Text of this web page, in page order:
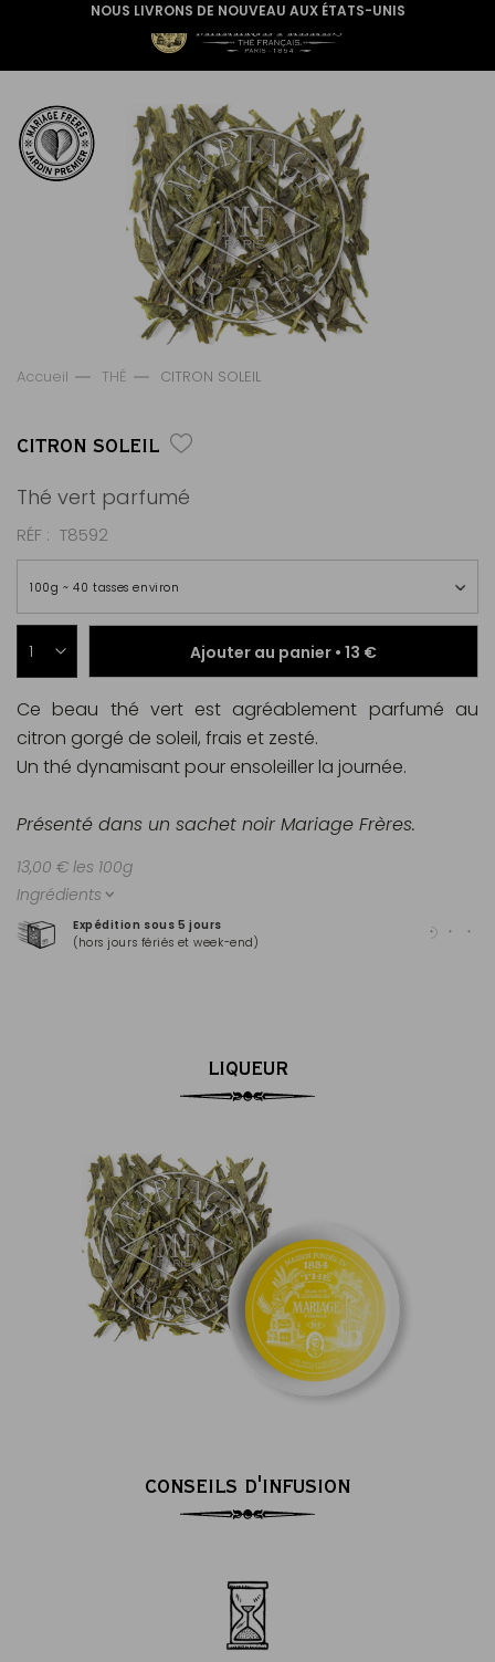
NOUS LIVRONS DE NOUVEAU AUX ÉTATS-UNIS
Accueil THÉ CITRON SOLEIL
CITRON SOLEIL
Thé vert parfumé
RÉF T8592
100g ~ 40 tasses environ
Ajouter au panier • 13 €
Expédition sous 5 jours
(hors jours fériés et week-end)
Ce beau thé vert est agréablement parfumé au
citron gorgé de soleil, frais et zesté.
Un thé dynamisant pour ensoleiller la journée.
Présenté dans un sachet noir Mariage Frères.
13,00 € les 100g
Ingrédients
LIQUEUR
CONSEILS D'INFUSION